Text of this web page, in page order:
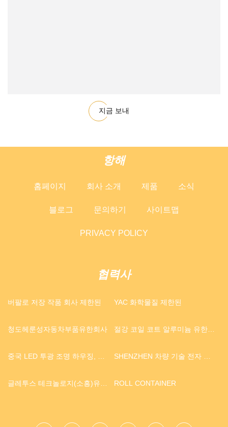
지금 보내
항해
홈페이지 회사 소개 제품 소식
블로그 문의하기 사이트맵
PRIVACY POLICY
협력사
버팔로 저장 작품 회사 제한된 YAC 화학물질 제한된
청도헤룬성자동차부품유한회사
절강 코일 코트 알루미늄 유한
중국 LED 투광 조명 하우징, 직
사각형 LED 투광 조명 하우징,
SHENZHEN 차량 기술 전자 장
글레투스 테크놀로지(소흥)유한
ROLL CONTAINER